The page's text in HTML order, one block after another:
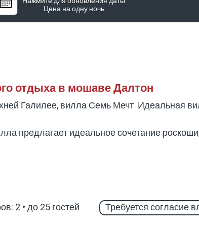
Цена на одну ночь
отдыха в мошаве Далтон
Галилее, вилла Семь Мечт Идеальная
предлагает идеальное сочетание
достопримечательностей и
дизайном
в себя множество удовольствий для
роскошную и тщательно продуманную
2 •до 25 гостей Требуется согласие